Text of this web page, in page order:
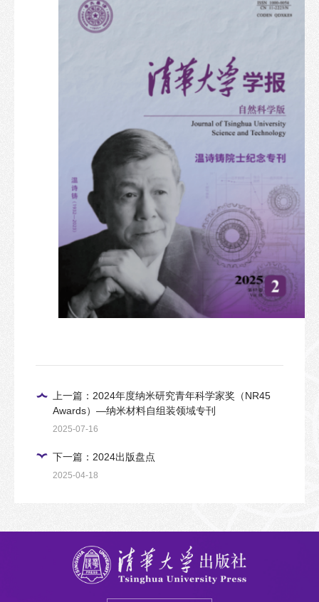
上一篇：2024年度纳米研究青年科学家奖（NR45
Awards）—纳米材料自组装领域专刊
2025-07-16
下一篇：2024出版盘点
2025-04-18